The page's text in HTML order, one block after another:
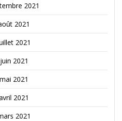
2021
2021
2021
juin 2021
mai 2021
2021
2021